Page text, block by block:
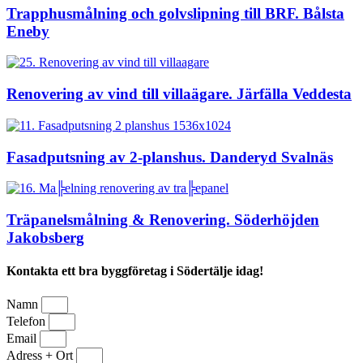
Trapphusmålning och golvslipning till BRF. Bålsta
Eneby
Renovering av vind till villaägare. Järfälla Veddesta
Fasadputsning av 2-planshus. Danderyd Svalnäs
Träpanelsmålning & Renovering. Söderhöjden
Jakobsberg
Kontakta ett bra byggföretag i Södertälje idag!
Namn
Telefon
Email
Adress + Ort